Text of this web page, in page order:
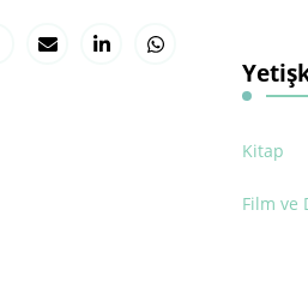
Kitap
Film ve